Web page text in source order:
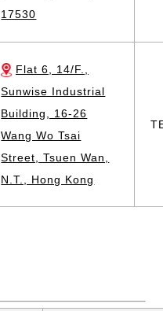
17530
Flat 6, 14/F.,
Sunwise Industrial
Building, 16-26
Wang Wo Tsai
Street, Tsuen Wan,
N.T., Hong Kong